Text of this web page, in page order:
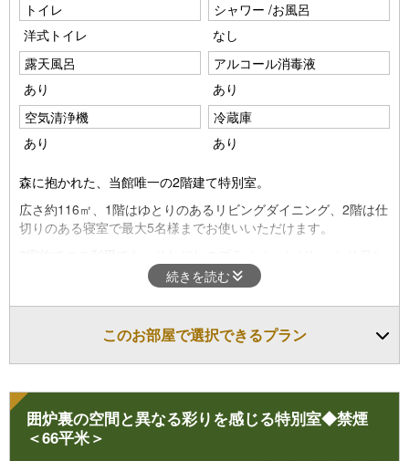
o
u
s
トイレ
洋式トイレ
シャワー /お風呂
なし
露天風呂
あり
アルコール消毒液
あり
空気清浄機
あり
冷蔵庫
あり
森に抱かれた、当館唯一の2階建て特別室。
広さ約116㎡、1階はゆとりのあるリビングダイニング、2階は仕
切りのある寝室で最大5名様までお使いいただけます。
れるのが嬉しいところです。
蒲郡温泉「美白泉」の露天風呂でゆったりとくつろぎ、ご希望の
寝具は地元企業様のエアウィーヴ、アメニティはReFa（ドライ
ヤー・ヘアアイロン・シャワーヘッド・シャンプー・トリートメ
ント）で統一。
続きを読む
このお部屋で選択できるプラン
囲炉裏の空間と異なる彩りを感じる特別室◆禁煙
＜66平米＞